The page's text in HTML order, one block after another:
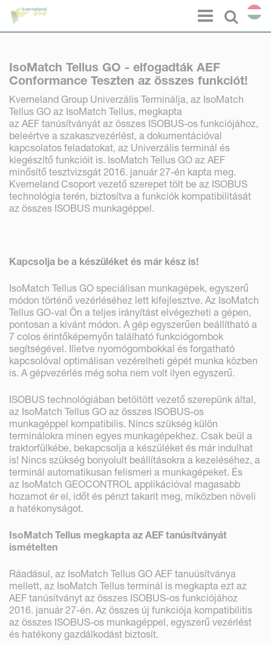
Select
Menu
IsoMatch Tellus GO - elfogadták AEF
Conformance Teszten az összes funkciót!
Kverneland Group Univerzális Terminálja, az IsoMatch
Tellus GO az IsoMatch Tellus, megkapta
az AEF tanúsítványát az összes ISOBUS-os funkciójához,
beleértve a szakaszvezérlést, a dokumentációval
kapcsolatos feladatokat, az Univerzális terminál és
kiegészítő funkcióit is. IsoMatch Tellus GO az AEF
minősítő tesztvizsgát 2016. január 27-én kapta meg.
Kverneland Csoport vezető szerepet tölt be az ISOBUS
technológia terén, biztosítva a funkciók kompatibilitását
az összes ISOBUS munkagéppel.
Kapcsolja be a készüléket és már kész is!
IsoMatch Tellus GO speciálisan munkagépek, egyszerű
módon történő vezérléséhez lett kifejlesztve. Az IsoMatch
Tellus GO-val Ön a teljes irányítást elvégezheti a gépen,
pontosan a kívánt módon. A gép egyszerűen beállítható a
7 colos érintőképernyőn található funkciógombok
segítségével. Illetve nyomógombokkal és forgatható
kapcsolóval optimálisan vezérelheti gépét munka közben
is. A gépvezérlés még soha nem volt ilyen egyszerű.
ISOBUS technológiában betöltött vezető szerepünk által,
az IsoMatch Tellus GO az összes ISOBUS-os
munkagéppel kompatibilis. Nincs szükség külön
terminálokra minen egyes munkagépekhez. Csak beül a
traktorfülkébe, bekapcsolja a készüléket és már indulhat
is! Nincs szükség bonyolult beállításokra a kezeléséhez, a
terminál automatikusan felismeri a munkagépeket. És
az IsoMatch GEOCONTROL applikációval magasabb
hozamot ér el, időt és pénzt takarít meg, miközben növeli
a hatékonyságot.
IsoMatch Tellus megkapta az AEF tanúsítványát
ismételten
Ráadásul, az IsoMatch Tellus GO AEF tanuúsítványa
mellett, az IsoMatch Tellus terminál is megkapta ezt az
AEF tanúsítványt az összes ISOBUS-os funkciójához
2016. január 27-én. Az összes új funkciója kompatibilitis
az összes ISOBUS-os munkagéppel, egyszerű vezérlést
és hatékony gazdálkodást biztosít.
Süti preferenciák